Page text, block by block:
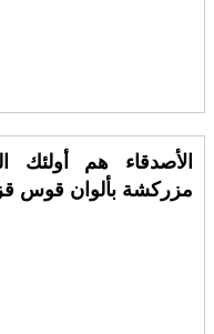
الأصدقاء هم أولئك
مزركشة بألوان قوس